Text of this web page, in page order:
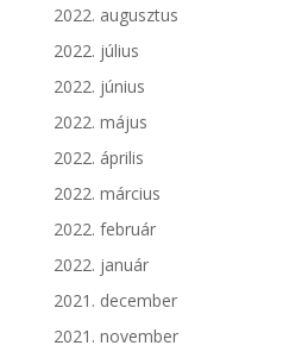
2022. augusztus
2022. július
2022. június
2022. május
2022. április
2022. március
2022. február
2022. január
2021. december
2021. november